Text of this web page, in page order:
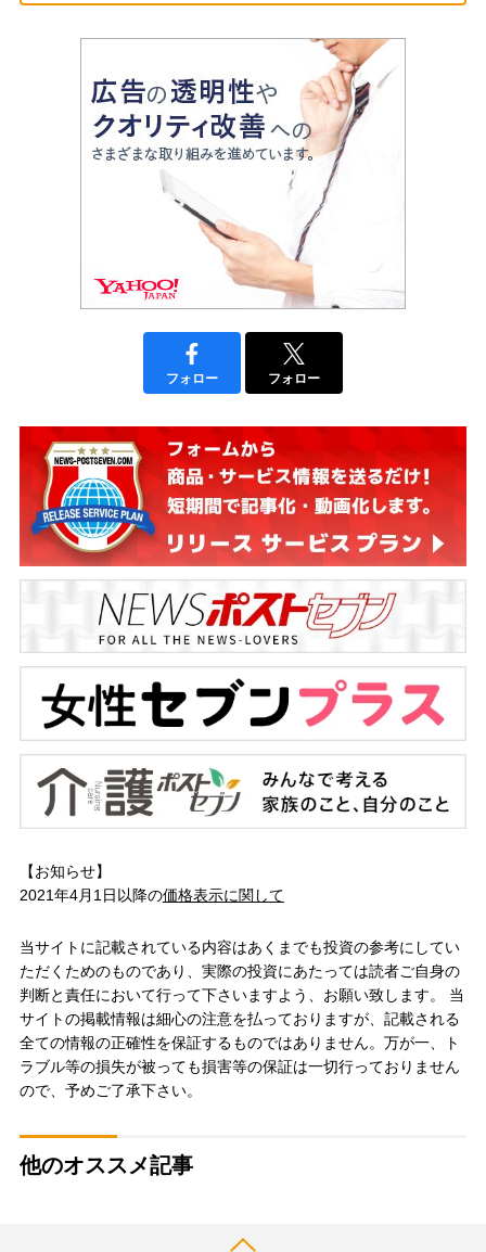
フォロー フォロー
【お知らせ】
2021年4月1日以降の価格表示に関して
当サイトに記載されている内容はあくまでも投資の参考にしてい
ただくためのものであり、実際の投資にあたっては読者ご自身の
判断と責任において行って下さいますよう、お願い致します。 当
サイトの掲載情報は細心の注意を払っておりますが、記載される
全ての情報の正確性を保証するものではありません。万が一、ト
ラブル等の損失が被っても損害等の保証は一切行っておりません
ので、予めご了承下さい。
他のオススメ記事